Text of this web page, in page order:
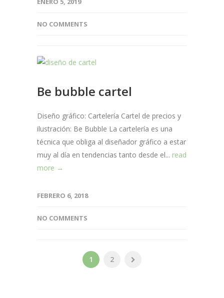
NO COMMENTS
Be bubble cartel
Diseño gráfico: Cartelería Cartel de precios y
ilustración: Be Bubble La cartelería es una
técnica que obliga al diseñador gráfico a estar
muy al día en tendencias tanto desde el... read
more →
FEBRERO 6, 2018
NO COMMENTS
1 2